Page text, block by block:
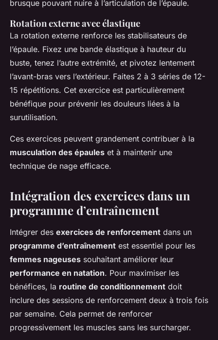
brusque pouvant nuire à l’articulation de l’épaule.
Rotation externe avec élastique
La rotation externe renforce les stabilisateurs de
l’épaule. Fixez une bande élastique à hauteur du
buste, tenez l’autre extrémité, et pivotez lentement
l’avant-bras vers l’extérieur. Faites 2 à 3 séries de 12-
15 répétitions. Cet exercice est particulièrement
bénéfique pour prévenir les douleurs liées à la
surutilisation.
Ces exercices peuvent grandement contribuer à la
musculation des épaules et à maintenir une
technique de nage efficace.
Intégration des exercices dans un
programme d’entraînement
Intégrer des exercices de renforcement dans un
programme d’entraînement est essentiel pour les
femmes nageuses souhaitant améliorer leur
performance en natation. Pour maximiser les
bénéfices, la routine de conditionnement doit
inclure des sessions de renforcement deux à trois fois
par semaine. Cela permet de renforcer
progressivement les muscles sans les surcharger.